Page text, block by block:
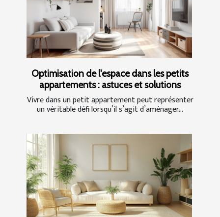
Optimisation de l'espace dans les petits
appartements : astuces et solutions
Vivre dans un petit appartement peut représenter
un véritable défi lorsqu’il s’agit d’aménager...